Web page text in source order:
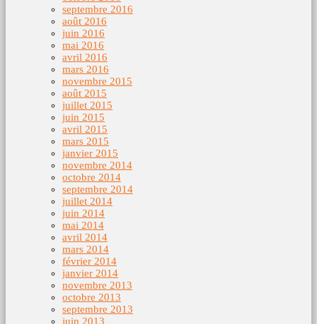
septembre 2016
août 2016
juin 2016
mai 2016
avril 2016
mars 2016
novembre 2015
août 2015
juillet 2015
juin 2015
avril 2015
mars 2015
janvier 2015
novembre 2014
octobre 2014
septembre 2014
juillet 2014
juin 2014
mai 2014
avril 2014
mars 2014
février 2014
janvier 2014
novembre 2013
octobre 2013
septembre 2013
juin 2013